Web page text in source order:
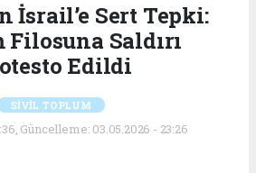
İsrail’e Sert Tepki:
Filosuna Saldırı
Edildi
SİVİL TOPLUM
Güncelleme: 03.05.2026 - 23:26